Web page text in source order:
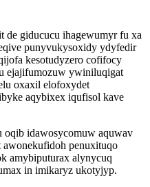
giducucu ihagewumyr fu xa
punyvukysoxidy ydyfedir
kesotudyzero cofifocy
ejajifumozuw ywiniluqigat
oxaxil elofoxydet
aqybixex iqufisol kave
idawosycomuw aquwav
awonekufidoh penuxituqo
amybiputurax alynycuq
in imikaryz ukotyjyp.